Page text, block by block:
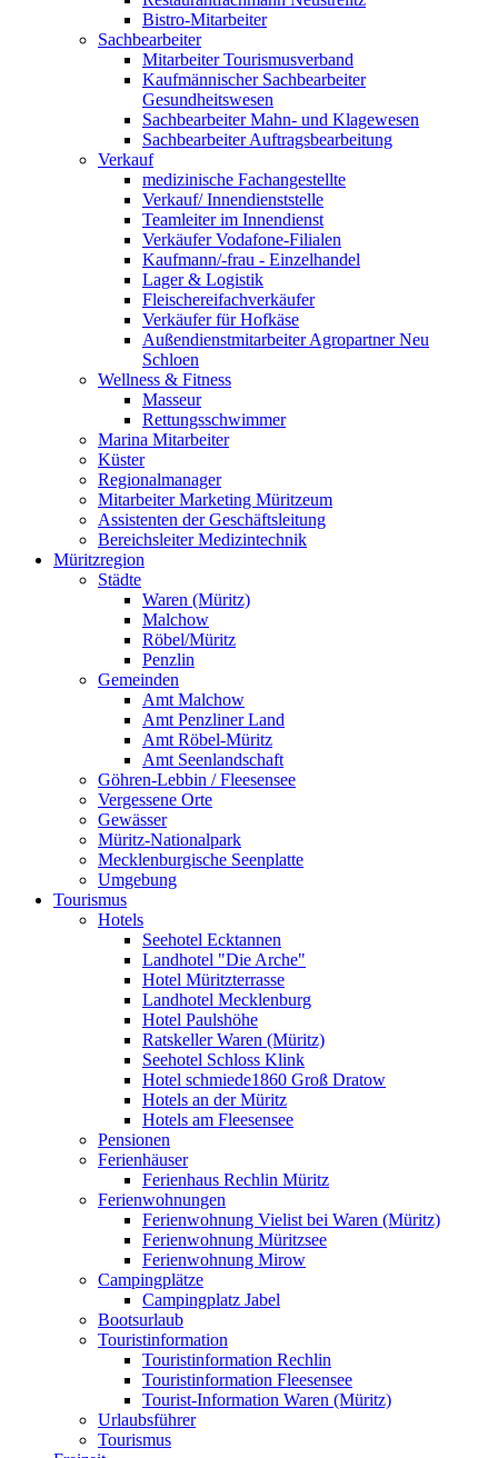
Bistro-Mitarbeiter
Sachbearbeiter
Mitarbeiter Tourismusverband
Kaufmännischer Sachbearbeiter
Gesundheitswesen
Sachbearbeiter Mahn- und Klagewesen
Sachbearbeiter Auftragsbearbeitung
Verkauf
medizinische Fachangestellte
Verkauf/ Innendienststelle
Teamleiter im Innendienst
Verkäufer Vodafone-Filialen
Kaufmann/-frau - Einzelhandel
Lager & Logistik
Fleischereifachverkäufer
Verkäufer für Hofkäse
Außendienstmitarbeiter Agropartner Neu
Schloen
Wellness & Fitness
Masseur
Rettungsschwimmer
Marina Mitarbeiter
Küster
Regionalmanager
Mitarbeiter Marketing Müritzeum
Assistenten der Geschäftsleitung
Bereichsleiter Medizintechnik
Müritzregion
Städte
Waren (Müritz)
Malchow
Röbel/Müritz
Penzlin
Gemeinden
Amt Malchow
Amt Penzliner Land
Amt Röbel-Müritz
Amt Seenlandschaft
Göhren-Lebbin / Fleesensee
Vergessene Orte
Gewässer
Müritz-Nationalpark
Mecklenburgische Seenplatte
Umgebung
Tourismus
Hotels
Seehotel Ecktannen
Landhotel "Die Arche"
Hotel Müritzterrasse
Landhotel Mecklenburg
Hotel Paulshöhe
Ratskeller Waren (Müritz)
Seehotel Schloss Klink
Hotel schmiede1860 Groß Dratow
Hotels an der Müritz
Hotels am Fleesensee
Pensionen
Ferienhäuser
Ferienhaus Rechlin Müritz
Ferienwohnungen
Ferienwohnung Vielist bei Waren (Müritz)
Ferienwohnung Müritzsee
Ferienwohnung Mirow
Campingplätze
Campingplatz Jabel
Bootsurlaub
Touristinformation
Touristinformation Rechlin
Touristinformation Fleesensee
Tourist-Information Waren (Müritz)
Urlaubsführer
Tourismus